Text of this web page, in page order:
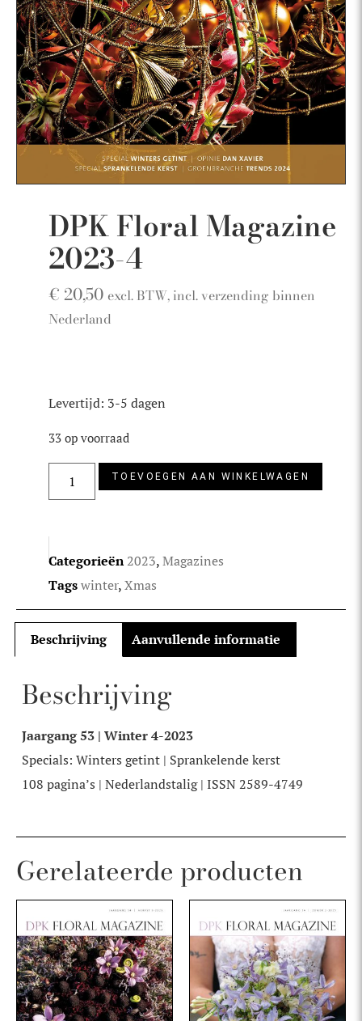
DPK Floral Magazine
2023-4
€20,50 excl. BTW, incl. verzending binnen
Nederland
Levertijd: 3-5 dagen
33 op voorraad
TOEVOEGEN AAN WINKELWAGEN
Categorieën 2023,Magazines
Tagswinter,Xmas
Beschrijving Aanvullende informatie
Beschrijving
Jaargang 53 | Winter 4-2023
Specials: Winters getint | Sprankelende kerst
108 pagina’s | Nederlandstalig | ISSN 2589-4749
Gerelateerde producten